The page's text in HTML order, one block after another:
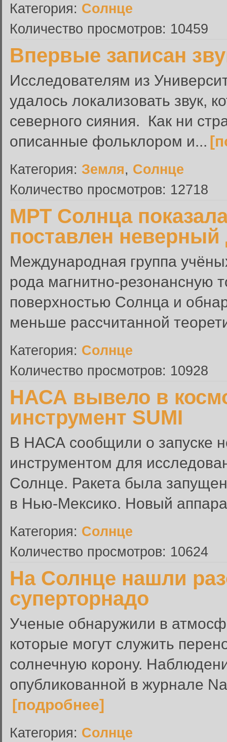
Категория: Солнце
Количество просмотров: 10459
Впервые записан
Исследователям из
удалось локализовать звук,
северного сияния. Как ни
описанные фольклором и...
Категория: Земля, Солнце
Количество просмотров: 12718
МРТ Солнца
поставлен неверный
Международная группа
рода магнитно-резонансную
поверхностью Солнца и
меньше рассчитанной
Категория: Солнце
Количество просмотров: 10928
НАСА вывело в
инструмент SUMI
В НАСА сообщили о запуске
инструментом для
Солнце. Ракета была
в Нью-Мексико. Новый
Категория: Солнце
Количество просмотров: 10624
На Солнце нашли
суперторнадо
Ученые обнаружили в
которые могут служить
солнечную корону.
опубликованной в журнале
[подробнее]
Категория: Солнце